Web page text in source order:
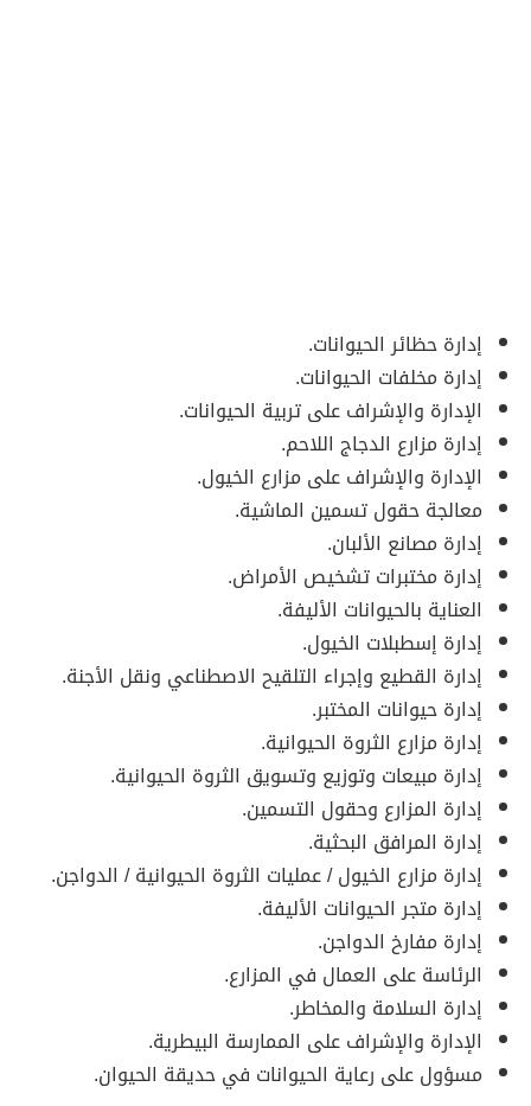
إدارة حظائر الحيوانات.
إدارة مخلفات الحيوانات.
الإدارة والإشراف على تربية الحيوانات.
إدارة مزارع الدجاج اللاحم.
الإدارة والإشراف على مزارع الخيول.
معالجة حقول تسمين الماشية.
إدارة مصانع الألبان.
إدارة مختبرات تشخيص الأمراض.
العناية بالحيوانات الأليفة.
إدارة إسطبلات الخيول.
إدارة القطيع وإجراء التلقيح الاصطناعي ونقل الأجنة.
إدارة حيوانات المختبر.
إدارة مزارع الثروة الحيوانية.
إدارة مبيعات وتوزيع وتسويق الثروة الحيوانية.
إدارة المزارع وحقول التسمين.
إدارة المرافق البحثية.
إدارة مزارع الخيول / عمليات الثروة الحيوانية / الدواجن.
إدارة متجر الحيوانات الأليفة.
إدارة مفارخ الدواجن.
الرئاسة على العمال في المزارع.
إدارة السلامة والمخاطر.
الإدارة والإشراف على الممارسة البيطرية.
مسؤول على رعاية الحيوانات في حديقة الحيوان.